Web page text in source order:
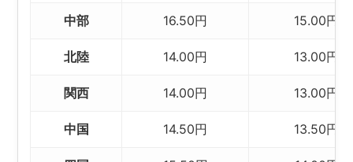
中部 16.50円 15.00円
北陸 14.00円 13.00円
関西 14.00円 13.00円
中国 14.50円 13.50円